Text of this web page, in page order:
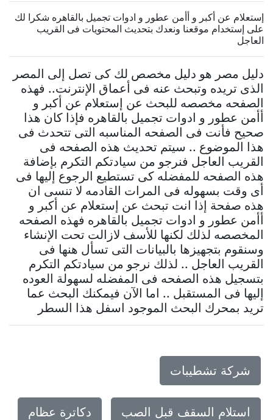
إستعلام عن أكبر و أأمن عطور و ادوات تجميل بالقاهره شكرا لك
على إستخدام موقعنا ونعدك بتحديث المحتويات فى القريب
العاجل
دليل مصر هو دليل مخصص لك كى تصل إلى المصر
الذى تريده وتبحث عنه فى أعماق الإنترنت.. فهذه
الصفحه مخصصه للبحث عن إستعلام عن أكبر و
أأمن عطور و ادوات تجميل بالقاهره فإذا كان هذا
صحيح فأنت فى الصفحه المناسبه التى تتحدث فى
هذا الموضوع .. سيتم تحديث هذه الصفحه فى
القريب العاجل فنرجو من سيادتكم التكرم بإضافة
هذه الصفحه للمفضله كى تستطيع الرجوع إليها فى
أى وقت بسهوله فى المرات القادمه لا تنسى ان
هذه صفحة إذا انت تبحث عن إستعلام عن أكبر و
أأمن عطور و ادوات تجميل بالقاهره فهذه الصفحه
المخصصه لذلك لكنها للأسف لازالت تحت الإنشاء
وسنقوم بتجهيزها بالبيانات التى تسأل هنها فى
القريب العاجل .. لذلك نرجو من سيادتكم التكرم
بتسجيل هذه الصفحه فى المفضله لسهولة العوده
إليها فى المستقبل .. اما الآن فيمكنك البحث عما
تريد بمحرك البحث الموجود اسفل هذا السطر
شركة تشطيبات
استلام السقف قبل الصب دكاترة عظام